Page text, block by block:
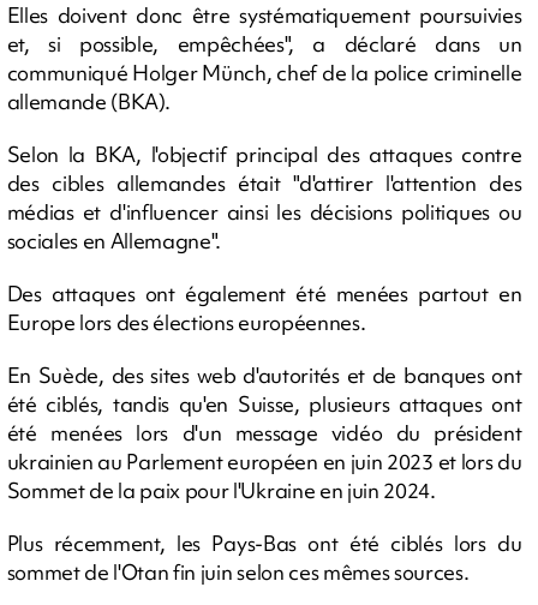
Elles doivent donc être systématiquement poursuivies
et, si possible, empêchées", a déclaré dans un
communiqué Holger Münch, chef de la police criminelle
allemande (BKA).
Selon la BKA, l'objectif principal des attaques contre
des cibles allemandes était "d'attirer l'attention des
médias et d'influencer ainsi les décisions politiques ou
sociales en Allemagne".
Des attaques ont également été menées partout en
Europe lors des élections européennes.
En Suède, des sites web d'autorités et de banques ont
été ciblés, tandis qu'en Suisse, plusieurs attaques ont
été menées lors d'un message vidéo du président
ukrainien au Parlement européen en juin 2023 et lors du
Sommet de la paix pour l'Ukraine en juin 2024.
Plus récemment, les Pays-Bas ont été ciblés lors du
sommet de l'Otan fin juin selon ces mêmes sources.